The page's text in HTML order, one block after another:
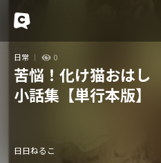
日常 0
苦悩！化け猫おはし
小話集【単行本版】
日日ねるこ